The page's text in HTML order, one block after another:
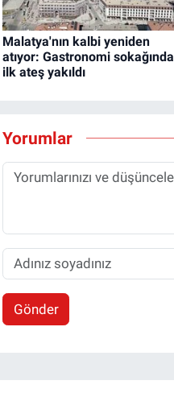
Malatya'nın kalbi yeniden
atıyor: Gastronomi sokağında
ilk ateş yakıldı
Yorumlar
Gönder